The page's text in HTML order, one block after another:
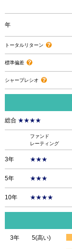
年
トータルリターン
標準偏差
シャープレシオ
総合 ★★★★
ファンド
レーティング
3年 ★★★
5年 ★★★
10年 ★★★★
3年 5(高い)